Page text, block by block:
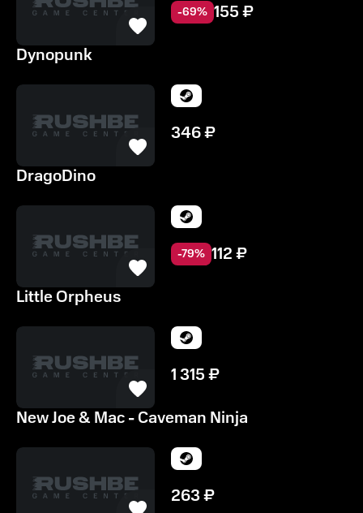
-69% 155₽
Dynopunk
346₽
DragoDino
-79% 112₽
Little Orpheus
1 315₽
New Joe & Mac - Caveman Ninja
263₽